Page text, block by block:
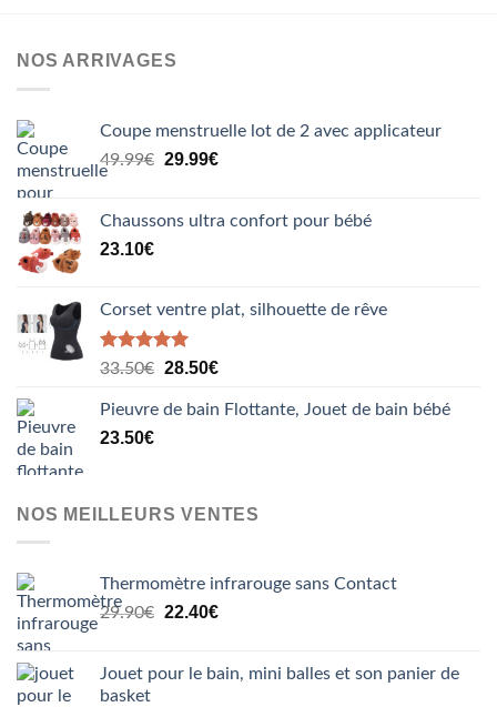
NOS ARRIVAGES
Coupe menstruelle lot de 2 avec applicateur
49.99€ Le
était :
29.99€Le
est :
Chaussons ultra confort pour bébé
23.10€
Corset ventre plat, silhouette de rêve
Note5.00
33.50€ Le
initial
28.50€Le
actuel
Pieuvre de bain Flottante, Jouet de bain bébé
23.50€
NOS MEILLEURS VENTES
Thermomètre infrarouge sans Contact
29.90€ Le
était :
22.40€Le
est :
Jouet pour le bain, mini balles et son panier de
basket